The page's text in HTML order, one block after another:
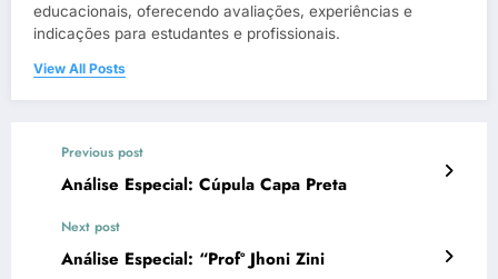
educacionais, oferecendo avaliações, experiências e
indicações para estudantes e profissionais.
View All Posts
Previous post
Análise Especial: Cúpula Capa Preta
Next post
Análise Especial: “Profº Jhoni Zini